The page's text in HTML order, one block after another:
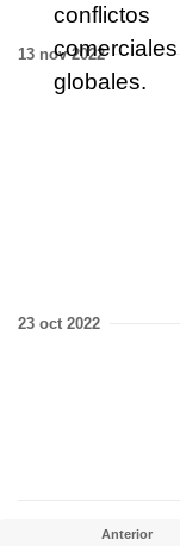
13 nov 2022
23 oct 2022
Anterior